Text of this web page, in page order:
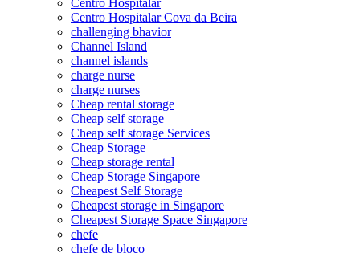
Centro Hospitalar Cova da Beira
challenging bhavior
Channel Island
channel islands
charge nurse
charge nurses
Cheap rental storage
Cheap self storage
Cheap self storage Services
Cheap Storage
Cheap storage rental
Cheap Storage Singapore
Cheapest Self Storage
Cheapest storage in Singapore
Cheapest Storage Space Singapore
chefe
chefe de bloco